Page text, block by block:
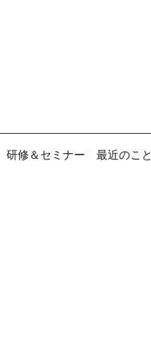
研修＆セミナー 最近のこと